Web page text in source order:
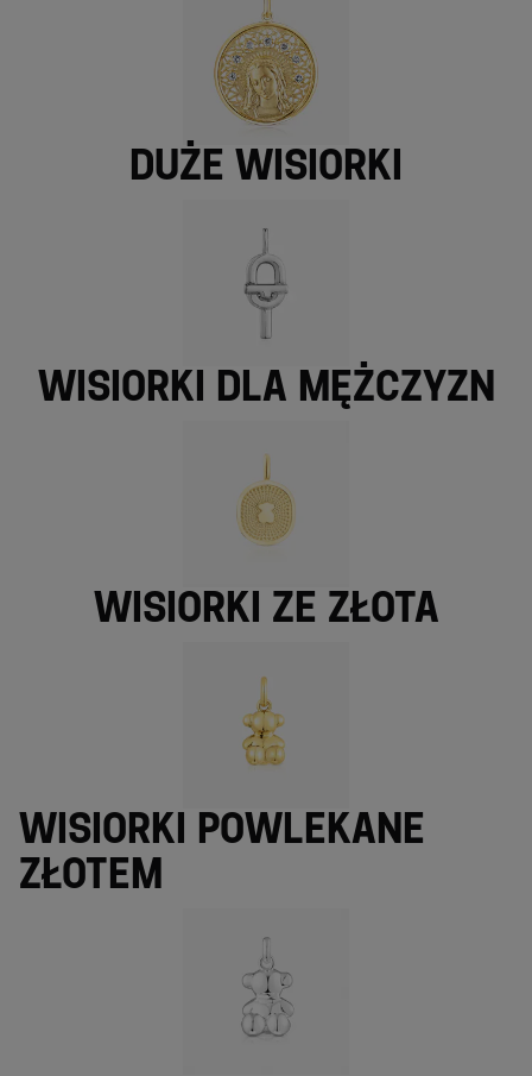
Duże wisiorki
Wisiorki dla mężczyzn
Wisiorki ze złota
Wisiorki powlekane
złotem